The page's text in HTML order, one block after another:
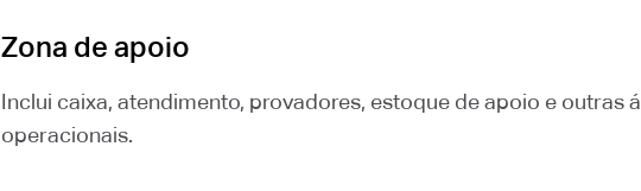
Zona de apoio
Inclui caixa, atendimento, provadores, estoque de apoio e outras
operacionais.